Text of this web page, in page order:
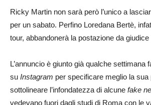
Ricky Martin non sarà però l’unico a
per un sabato. Perfino Loredana Bertè,
tour, abbandonerà la postazione da
L’annuncio è giunto già qualche settimana
su Instagram per specificare meglio la sua
sottolineare l’infondatezza di alcune fake
vedevano fuori dagli studi di Roma con le